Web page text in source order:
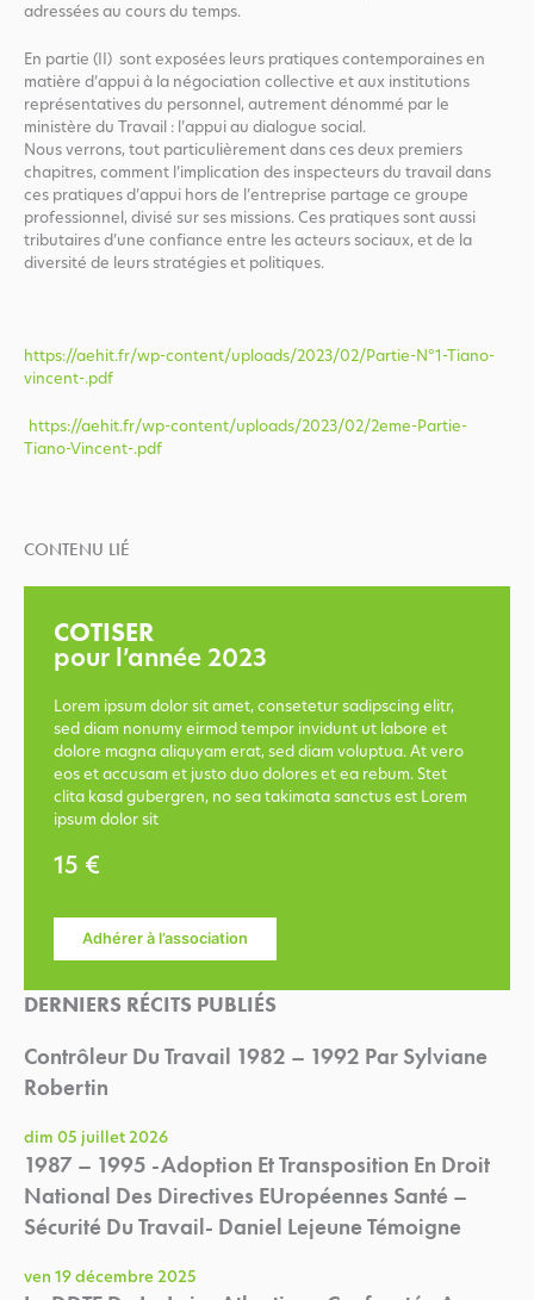
adressées au cours du temps.
En partie (II) sont exposées leurs pratiques contemporaines en
matière d’appui à la négociation collective et aux institutions
représentatives du personnel, autrement dénommé par le
ministère du Travail : l’appui au dialogue social.
Nous verrons, tout particulièrement dans ces deux premiers
chapitres, comment l’implication des inspecteurs du travail dans
ces pratiques d’appui hors de l’entreprise partage ce groupe
professionnel, divisé sur ses missions. Ces pratiques sont aussi
tributaires d’une confiance entre les acteurs sociaux, et de la
diversité de leurs stratégies et politiques.
https://aehit.fr/wp-content/uploads/2023/02/Partie-N°1-Tiano-
vincent-.pdf
https://aehit.fr/wp-content/uploads/2023/02/2eme-Partie-
Tiano-Vincent-.pdf
CONTENU LIÉ
COTISER
pour l’année 2023
Lorem ipsum dolor sit amet, consetetur sadipscing elitr,
sed diam nonumy eirmod tempor invidunt ut labore et
dolore magna aliquyam erat, sed diam voluptua. At vero
eos et accusam et justo duo dolores et ea rebum. Stet
clita kasd gubergren, no sea takimata sanctus est Lorem
ipsum dolor sit
15 €
Adhérer à l’association
DERNIERS RÉCITS PUBLIÉS
Contrôleur Du Travail 1982 – 1992 Par Sylviane
Robertin
dim 05 juillet 2026
1987 – 1995 -Adoption Et Transposition En Droit
National Des Directives EUropéennes Santé –
Sécurité Du Travail- Daniel Lejeune Témoigne
ven 19 décembre 2025